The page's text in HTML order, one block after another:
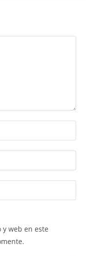
web en este